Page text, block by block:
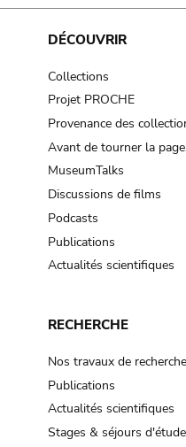
DÉCOUVRIR
Collections
Projet PROCHE
Provenance des
Avant de tourner la
MuseumTalks
Discussions de films
Podcasts
Publications
Actualités scientifiques
RECHERCHE
Nos travaux de recherche
Publications
Actualités scientifiques
Stages & séjours d'étude